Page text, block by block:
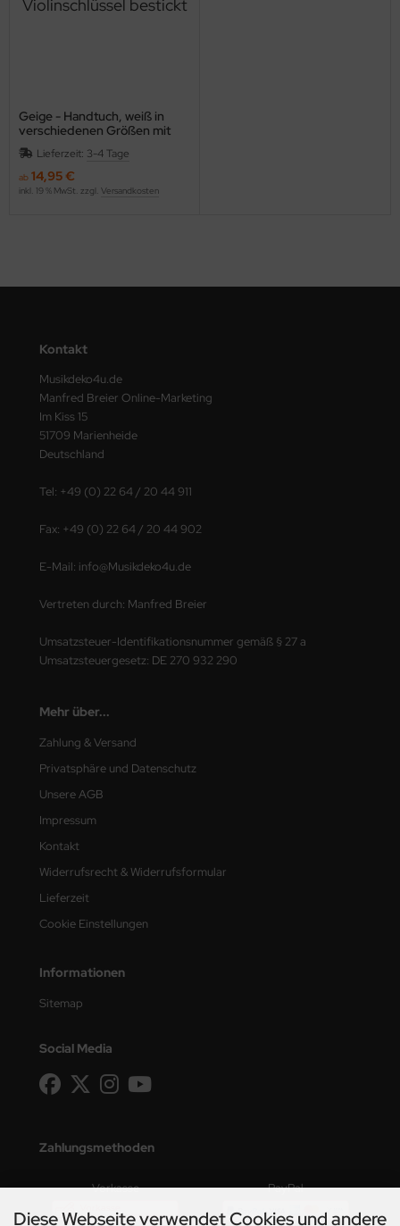
Geige - Handtuch, weiß in
verschiedenen Größen mit
Geige und Violinschlüssel
bestickt
Lieferzeit: 3-4 Tage
ab 14,95 €
inkl. 19 % MwSt. zzgl. Versandkosten
Kontakt
Musikdeko4u.de
Manfred Breier Online-Marketing
Im Kiss 15
51709 Marienheide
Deutschland
Tel: +49 (0) 22 64 / 20 44 911
Fax: +49 (0) 22 64 / 20 44 902
E-Mail: info@Musikdeko4u.de
Vertreten durch: Manfred Breier
Umsatzsteuer-Identifikationsnummer gemäß § 27 a
Umsatzsteuergesetz: DE 270 932 290
Mehr über...
Zahlung & Versand
Privatsphäre und Datenschutz
Unsere AGB
Impressum
Kontakt
Widerrufsrecht & Widerrufsformular
Lieferzeit
Cookie Einstellungen
Informationen
Sitemap
Social Media
Zahlungsmethoden
Vorkasse PayPal
Diese Webseite verwendet Cookies und andere